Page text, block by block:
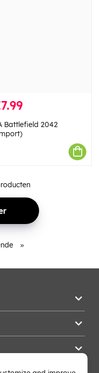
Battlefield 2042
»